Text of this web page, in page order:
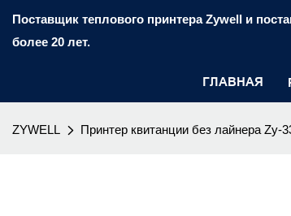
Поставщик теплового принтера Zywell и
более 20 лет.
ГЛАВНАЯ
ZYWELL Принтер квитанции без лайнера Zy-